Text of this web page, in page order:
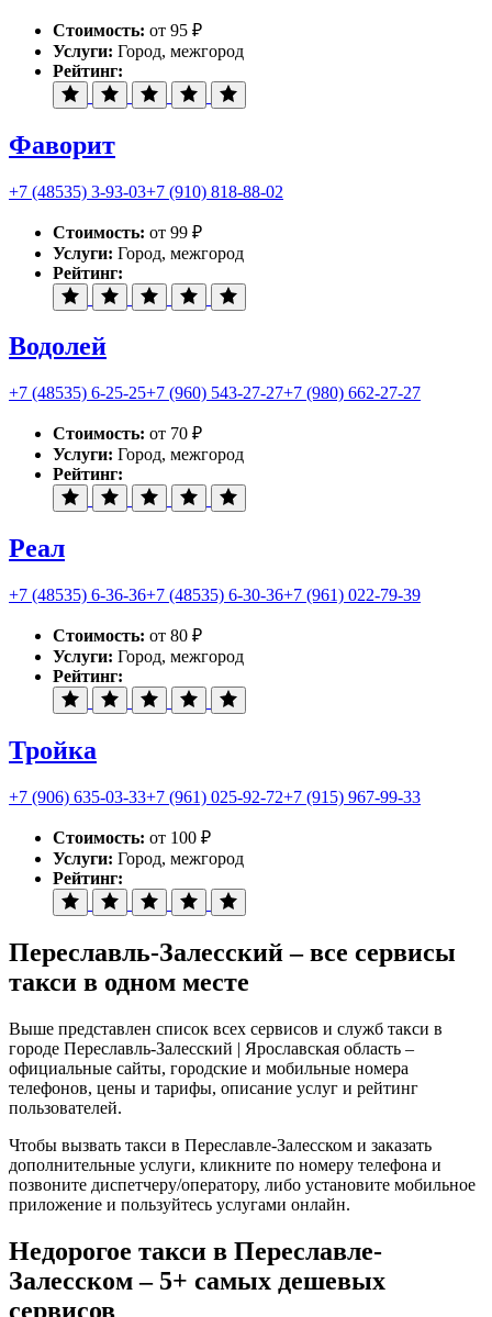
Стоимость: от 95 ₽
Услуги: Город, межгород
Рейтинг:
Фаворит
+7 (48535) 3-93-03+7 (910) 818-88-02
Стоимость: от 99 ₽
Услуги: Город, межгород
Рейтинг:
Водолей
+7 (48535) 6-25-25+7 (960) 543-27-27+7 (980) 662-27-27
Стоимость: от 70 ₽
Услуги: Город, межгород
Рейтинг:
Реал
+7 (48535) 6-36-36+7 (48535) 6-30-36+7 (961) 022-79-39
Стоимость: от 80 ₽
Услуги: Город, межгород
Рейтинг:
Тройка
+7 (906) 635-03-33+7 (961) 025-92-72+7 (915) 967-99-33
Стоимость: от 100 ₽
Услуги: Город, межгород
Рейтинг:
Переславль-Залесский – все сервисы
такси в одном месте
Выше представлен список всех сервисов и служб такси в
городе Переславль-Залесский | Ярославская область –
официальные сайты, городские и мобильные номера
телефонов, цены и тарифы, описание услуг и рейтинг
пользователей.
Чтобы вызвать такси в Переславле-Залесском и заказать
дополнительные услуги, кликните по номеру телефона и
позвоните диспетчеру/оператору, либо установите мобильное
приложение и пользуйтесь услугами онлайн.
Недорогое такси в Переславле-
Залесском – 5+ самых дешевых
сервисов